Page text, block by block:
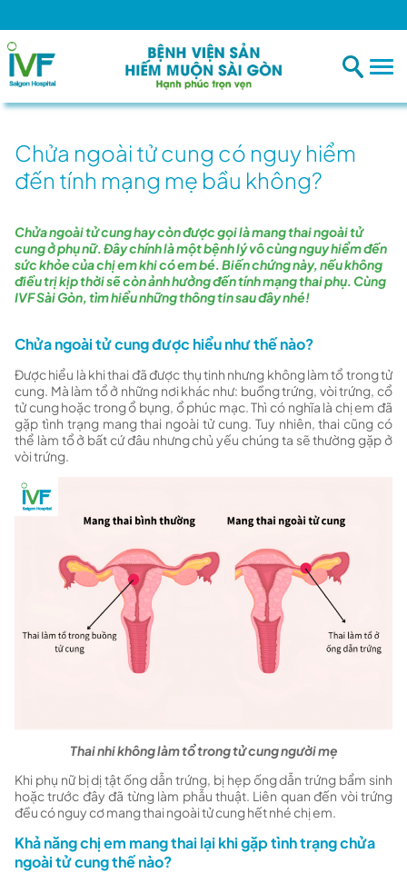
Chửa ngoài tử cung có nguy hiểm
đến tính mạng mẹ bầu không?
Chửa ngoài tử cung hay còn được gọi là mang thai ngoài tử
cung ở phụ nữ. Đây chính là một bệnh lý vô cùng nguy hiểm đến
sức khỏe của chị em khi có em bé. Biến chứng này, nếu không
điều trị kịp thời sẽ còn ảnh hưởng đến tính mạng thai phụ. Cùng
IVF Sài Gòn, tìm hiểu những thông tin sau đây nhé!
Chửa ngoài tử cung được hiểu như thế nào?
Được hiểu là khi thai đã được thụ tinh nhưng không làm tổ trong tử
cung. Mà làm tổ ở những nơi khác như: buồng trứng, vòi trứng, cổ
tử cung hoặc trong ổ bụng, ổ phúc mạc. Thì có nghĩa là chị em đã
gặp tình trạng mang thai ngoài tử cung. Tuy nhiên, thai cũng có
thể làm tổ ở bất cứ đâu nhưng chủ yếu chúng ta sẽ thường gặp ở
vòi trứng.
Thai nhi không làm tổ trong tử cung người mẹ
Khi phụ nữ bị dị tật ống dẫn trứng, bị hẹp ống dẫn trứng bẩm sinh
hoặc trước đây đã từng làm phẫu thuật. Liên quan đến vòi trứng
đều có nguy cơ mang thai ngoài tử cung hết nhé chị em.
Khả năng chị em mang thai lại khi gặp tình trạng chửa
ngoài tử cung thế nào?